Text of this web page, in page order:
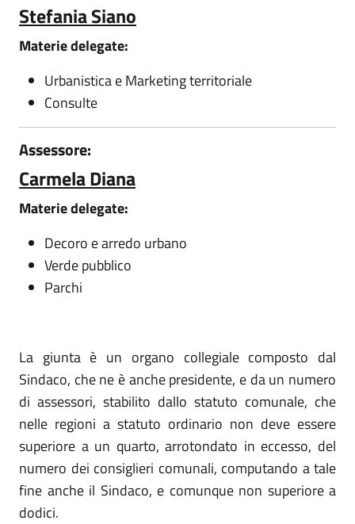
Stefania Siano
Materie delegate:
Urbanistica e Marketing territoriale
Consulte
Assessore:
Carmela Diana
Materie delegate:
Decoro e arredo urbano
Verde pubblico
Parchi
La giunta è un organo collegiale composto dal
Sindaco, che ne è anche presidente, e da un numero
di assessori, stabilito dallo statuto comunale, che
nelle regioni a statuto ordinario non deve essere
superiore a un quarto, arrotondato in eccesso, del
numero dei consiglieri comunali, computando a tale
fine anche il Sindaco, e comunque non superiore a
dodici.